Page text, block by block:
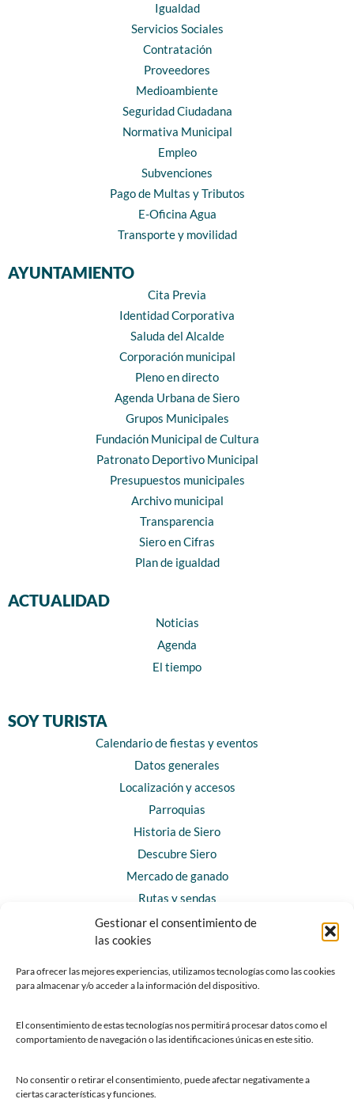
Gestionar el consentimiento de
las cookies
Para ofrecer las mejores experiencias, utilizamos tecnologías como las cookies
para almacenar y/o acceder a la información del dispositivo.
El consentimiento de estas tecnologías nos permitirá procesar datos como el
comportamiento de navegación o las identificaciones únicas en este sitio.
No consentir o retirar el consentimiento, puede afectar negativamente a
ciertas características y funciones.
Igualdad
Servicios Sociales
Contratación
Proveedores
Medioambiente
Seguridad Ciudadana
Normativa Municipal
Empleo
Subvenciones
Pago de Multas y Tributos
E-Oficina Agua
Transporte y movilidad
AYUNTAMIENTO
Cita Previa
Identidad Corporativa
Saluda del Alcalde
Corporación municipal
Pleno en directo
Agenda Urbana de Siero
Grupos Municipales
Fundación Municipal de Cultura
Patronato Deportivo Municipal
Presupuestos municipales
Archivo municipal
Transparencia
Siero en Cifras
Plan de igualdad
ACTUALIDAD
Noticias
Agenda
El tiempo
SOY TURISTA
Calendario de fiestas y eventos
Datos generales
Localización y accesos
Parroquias
Historia de Siero
Descubre Siero
Mercado de ganado
Rutas y sendas
Horarios y contacto
Teléfonos de interés
Chatbot Siero
SEDES ELECTRÓNICAS
Sede del Ayuntamiento de Siero